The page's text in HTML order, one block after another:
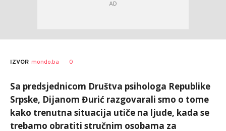
AUTOR Božić
IZVOR mondo.ba 0
Sa predsjednicom Društva psihologa Republike
Srpske, Dijanom Đurić razgovarali smo o tome
kako trenutna situacija utiče na ljude, kada se
trebamo obratiti stručnim osobama za